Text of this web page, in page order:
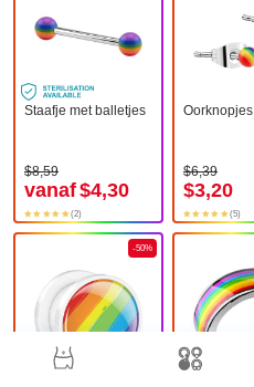
Staafje met balletjes
$8,59
vanaf$4,30
(2)
Oorknopjes
$6,39
$3,20
(5)
-50%